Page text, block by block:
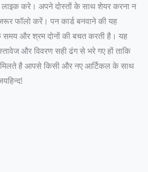
करे। अपने दोस्तों के साथ शेयर करना न
फॉलो करें। पन कार्ड बनवाने की यह
और श्रम दोनों की बचत करती है। यह
और विवरण सही ढंग से भरे गए हों ताकि
मिलते है आपसे किसी और नए आर्टिकल के साथ